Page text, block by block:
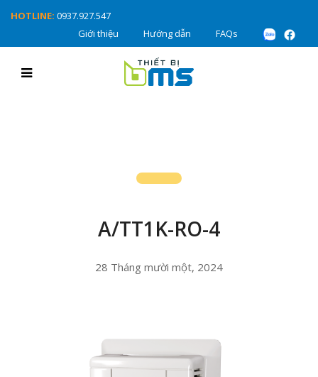
HOTLINE: 0937.927.547
Giới thiệu
Hướng dẫn FAQs
A/TT1K-RO-4
28 Tháng mười một, 2024